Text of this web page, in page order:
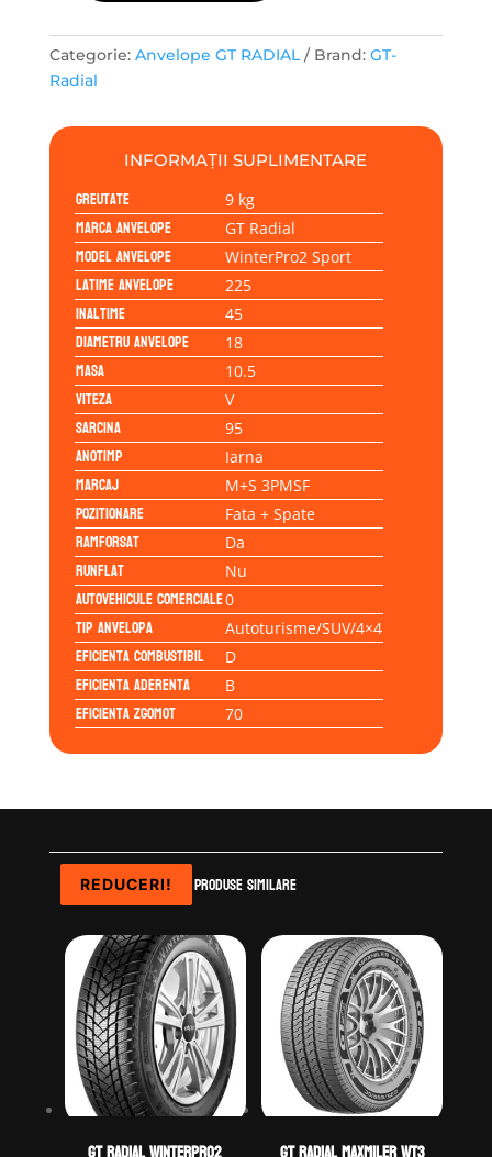
Radial
WINTERPRO2
SPORT
95V
Categorie: Anvelope GT RADIAL Brand: GT-
Radial
INFORMAȚII SUPLIMENTARE
Greutate 9 kg
Marca anvelope GT Radial
Model anvelope WinterPro2 Sport
Latime anvelope 225
Inaltime 45
Diametru anvelope 18
Masa 10.5
Viteza V
Sarcina 95
Anotimp Iarna
Marcaj M+S 3PMSF
Pozitionare Fata + Spate
Ramforsat Da
Runflat Nu
Autovehicule comerciale0
Tip anvelopa Autoturisme/SUV/4×4
Eficienta Combustibil D
Eficienta Aderenta B
Eficienta Zgomot 70
Produse similare
REDUCERI!
REDUCERI!
REDUCERI!
REDUCERI!